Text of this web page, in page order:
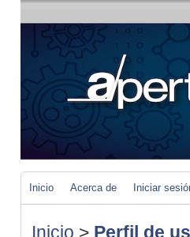
Inicio Acerca de Iniciar
Inicio > Perfil de